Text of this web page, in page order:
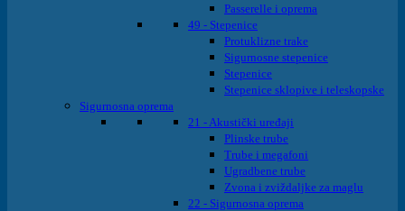
Passerelle i oprema
49 - Stepenice
Protuklizne trake
Sigurnosne stepenice
Stepenice
Stepenice sklopive i teleskopske
Sigurnosna oprema
21 - Akustički uređaji
Plinske trube
Trube i megafoni
Ugradbene trube
Zvona i zviždaljke za maglu
22 - Sigurnosna oprema